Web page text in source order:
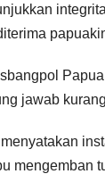
jawab
mengemban